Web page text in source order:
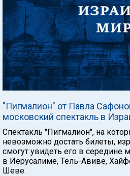
"Пигмалион" от Павла
московский спектакль в
Спектакль "Пигмалион", на
невозможно достать билеты,
смогут увидеть его в середине
в Иерусалиме, Тель-Авиве,
Шеве.